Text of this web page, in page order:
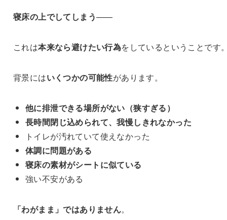
寝床の上でしてしまう——
これは本来なら避けたい行為をしているということです
背景にはいくつかの可能性があります。
他に排泄できる場所がない（狭すぎる）
長時間閉じ込められて、我慢しきれなかった
トイレが汚れていて使えなかった
体調に問題がある
寝床の素材がシートに似ている
強い不安がある
「わがまま」ではありません。